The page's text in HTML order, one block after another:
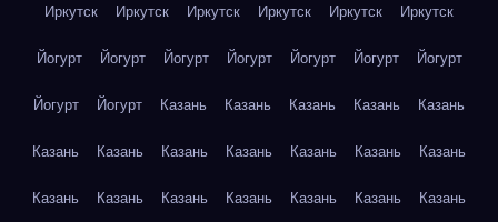
Иркутск Иркутск Иркутск Иркутск Иркутск Иркутск
Йогурт Йогурт Йогурт Йогурт Йогурт Йогурт Йогурт
Йогурт Йогурт Казань Казань Казань Казань Казань
Казань Казань Казань Казань Казань Казань Казань
Казань Казань Казань Казань Казань Казань Казань